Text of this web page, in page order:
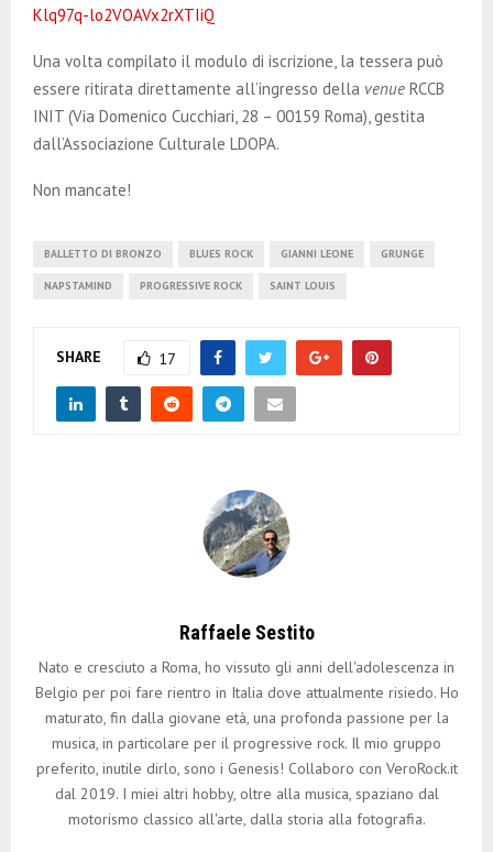
Klq97q-lo2VOAVx2rXTIiQ
Una volta compilato il modulo di iscrizione, la tessera può
essere ritirata direttamente all’ingresso della venue RCCB
INIT (Via Domenico Cucchiari, 28 – 00159 Roma), gestita
dall’Associazione Culturale LDOPA.
Non mancate!
BALLETTO DI BRONZO BLUES ROCK GIANNI LEONE GRUNGE
NAPSTAMIND PROGRESSIVE ROCK SAINT LOUIS
SHARE 17
Raffaele Sestito
Nato e cresciuto a Roma, ho vissuto gli anni dell'adolescenza in
Belgio per poi fare rientro in Italia dove attualmente risiedo. Ho
maturato, fin dalla giovane età, una profonda passione per la
musica, in particolare per il progressive rock. Il mio gruppo
preferito, inutile dirlo, sono i Genesis! Collaboro con VeroRock.it
dal 2019. I miei altri hobby, oltre alla musica, spaziano dal
motorismo classico all'arte, dalla storia alla fotografia.